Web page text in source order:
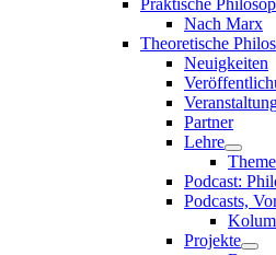
Nach Marx
Theoretische
Neuigkeiten
Partner
Lehre
Podcast:
Podcasts,
Projekte